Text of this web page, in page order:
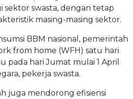
sektor swasta, dengan tetap
masing-masing sektor.
BBM nasional, pemerintah
from home (WFH) satu hari
pada hari Jumat mulai 1 April
pekerja swasta.
juga mendorong efisiensi